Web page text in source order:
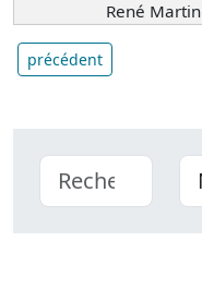
René Martin
précédent